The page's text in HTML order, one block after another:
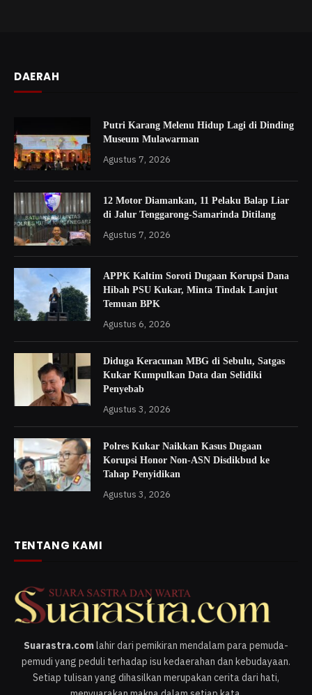
DAERAH
Putri Karang Melenu Hidup Lagi di Dinding
Museum Mulawarman
Agustus 7, 2026
12 Motor Diamankan, 11 Pelaku Balap Liar
di Jalur Tenggarong-Samarinda Ditilang
Agustus 7, 2026
APPK Kaltim Soroti Dugaan Korupsi Dana
Hibah PSU Kukar, Minta Tindak Lanjut
Temuan BPK
Agustus 6, 2026
Diduga Keracunan MBG di Sebulu, Satgas
Kukar Kumpulkan Data dan Selidiki
Penyebab
Agustus 3, 2026
Polres Kukar Naikkan Kasus Dugaan
Korupsi Honor Non-ASN Disdikbud ke
Tahap Penyidikan
Agustus 3, 2026
TENTANG KAMI
Suarastra.comlahir dari pemikiran mendalam para pemuda-
pemudi yang peduli terhadap isu kedaerahan dan kebudayaan.
Setiap tulisan yang dihasilkan merupakan cerita dari hati,